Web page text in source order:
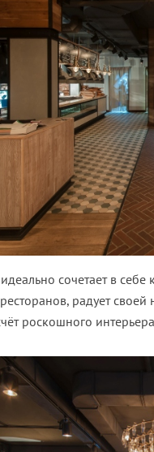
сочетает в
радует
роскошного